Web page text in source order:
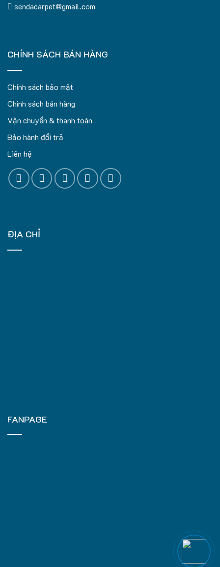
sendacarpet@gmail.com
CHÍNH SÁCH BÁN HÀNG
Chính sách bảo mật
Chính sách bán hàng
Vận chuyển & thanh toán
Bảo hành đổi trả
Liên hệ
ĐỊA CHỈ
FANPAGE